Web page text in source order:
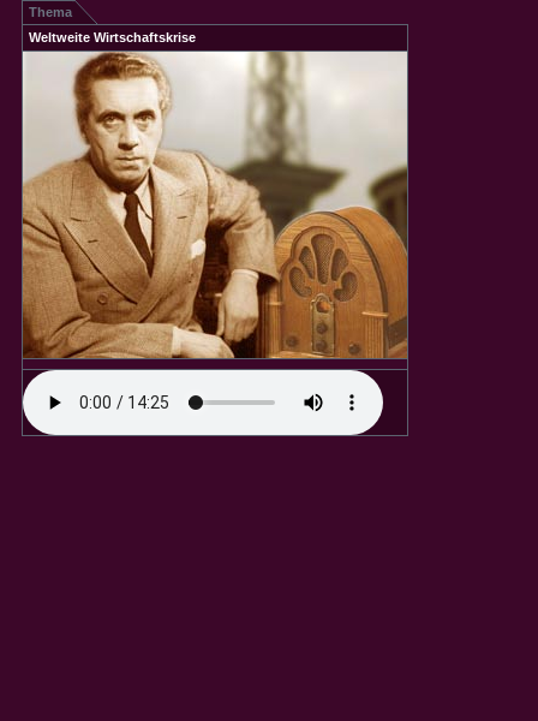
Thema
Weltweite Wirtschaftskrise